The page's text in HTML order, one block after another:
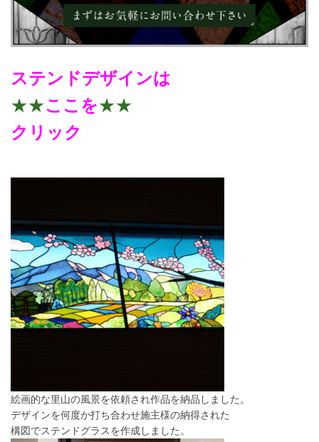
ステンドデザインは
★★ここを★★
クリック
絵画的な里山の風景を依頼され作品を納品しました。
デザインを何度か打ち合わせ施主様の納得された
構図でステンドグラスを作成しました。